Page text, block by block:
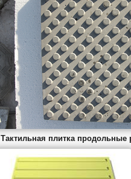
Тактильная плитка